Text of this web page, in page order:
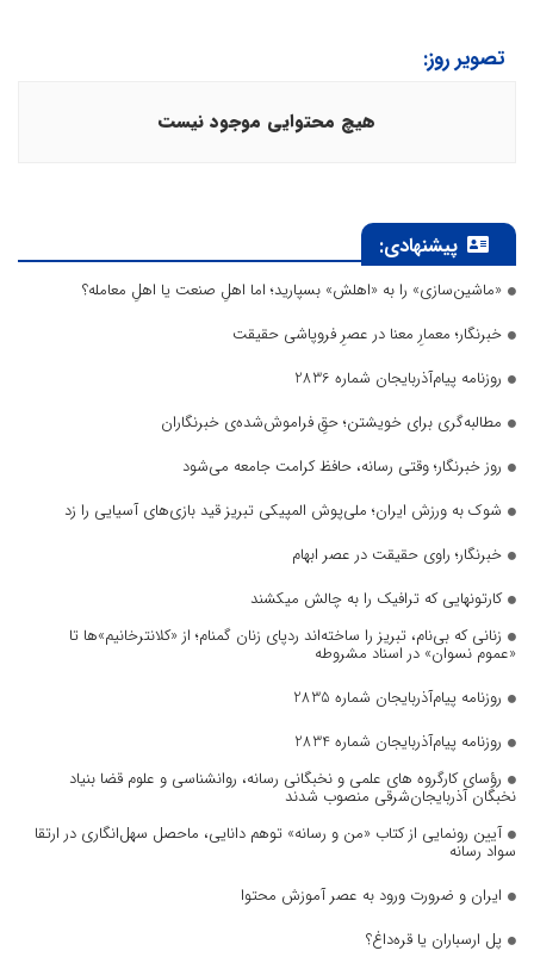
تصویر روز:
هیچ محتوایی موجود نیست
پیشنهادی:
«ماشین‌سازی» را به «اهلش» بسپارید؛ اما اهلِ صنعت یا اهلِ معامله؟
خبرنگار؛ معمارِ معنا در عصرِ فروپاشی حقیقت
روزنامه پیام‌آذربایجان شماره 2836
مطالبه‌گری برای خویشتن؛ حقِ فراموش‌شده‌ی خبرنگاران
روز خبرنگار؛ وقتی رسانه، حافظ کرامت جامعه می‌شود
شوک به ورزش ایران؛ ملی‌پوش المپیکی تبریز قید بازی‌های آسیایی را زد
خبرنگار؛ راوی حقیقت در عصر ابهام
کارتونهایی که ترافیک را به چالش میکشند
زنانی که بی‌نام، تبریز را ساخته‌اند ردپای زنان گمنام؛ از «کلانترخانیم»ها تا
«عموم نسوان» در اسناد مشروطه
روزنامه پیام‌آذربایجان شماره 2835
روزنامه پیام‌آذربایجان شماره 2834
رؤسای کارگروه های علمی و نخبگانی رسانه، روانشناسی و علوم قضا بنیاد
نخبگان آذربایجان‌شرقی منصوب شدند
آیین رونمایی از کتاب «من و رسانه» توهم دانایی، ماحصل سهل‌انگاری در ارتقا
سواد رسانه
ایران و ضرورت ورود به عصر آموزش محتوا
پل ارسباران یا قره‌داغ؟